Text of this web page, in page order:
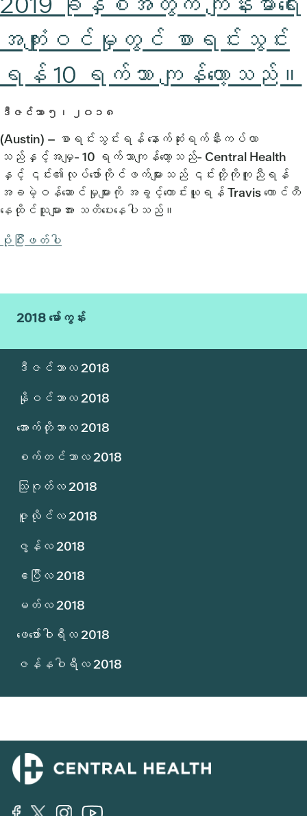
အကျုံးဝင်မှုတွင် စာရင်းသွင်း
ရန် 10 ရက်သာ ကျန်တော့သည်။
ဒီဇင်ဘာ ၅၊ ၂၀၁၈
(Austin) – စာရင်းသွင်းရန် နောက်ဆုံးရက်နီးကပ်လာ
သည်နှင့်အမျှ- 10 ရက်သာကျန်တော့သည်- Central Health
နှင့် ၎င်း၏လုပ်ဖော်ကိုင်ဖက်များသည် ၎င်းတို့ကိုကူညီရန်
အခမဲ့ဝန်ဆောင်မှုများကို အခွင့်ကောင်းယူရန် Travis ကောင်တီ
နေထိုင်သူများအား သတိပေးနေပါသည်။
ပိုပြီးဖတ်ပါ
2018 မော်ကွန်း
ဒီဇင်ဘာလ 2018
နိုဝင်ဘာလ 2018
အောက်တိုဘာလ 2018
စက်တင်ဘာလ 2018
သြဂုတ်လ 2018
ဇူလိုင်လ 2018
ဇွန်လ 2018
ဧပြီလ 2018
မတ်လ 2018
ဖေဖော်ဝါရီလ 2018
ဇန်နဝါရီလ 2018